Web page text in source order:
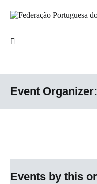
para
Santiago
Event Organizer:
Events by this